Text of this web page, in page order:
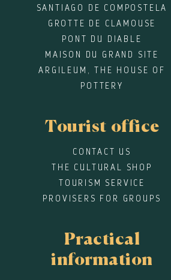
SANTIAGO DE COMPOSTELA
GROTTE DE CLAMOUSE
PONT DU DIABLE
MAISON DU GRAND SITE
ARGILEUM, THE HOUSE OF
POTTERY
Tourist office
CONTACT US
THE CULTURAL SHOP
TOURISM SERVICE
PROVISERS FOR GROUPS
Practical
information